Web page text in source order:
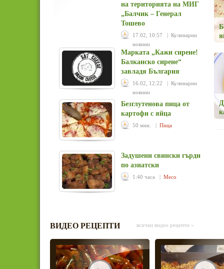
на територията на МИГ
„Балчик – Генерал
Тошево
17.02, 10:57 | Кулинарни
новини
Марката „Кажи сирене!
Балканско сирене“
завладя България
16.02, 12:22 | Кулинарни
новини
Безглутенова пица от
картофи с яйца
50 мин. | Пица
Задушени свински гърди
по азиатски
1:40 часа | Месо
ВИДЕО РЕЦЕПТИ всички видео рецепти »